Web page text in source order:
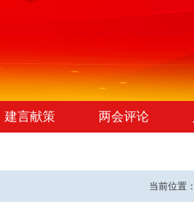
建言献策 两会评论
当前位置：